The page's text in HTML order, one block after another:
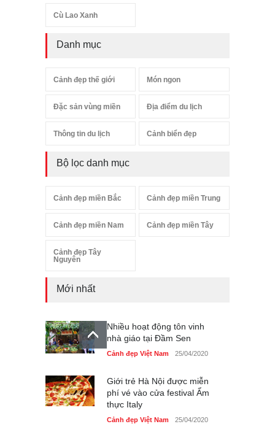
Cù Lao Xanh
Danh mục
Cảnh đẹp thế giới Món ngon
Đặc sản vùng miền Địa điểm du lịch
Thông tin du lịch Cảnh biển đẹp
Bộ lọc danh mục
Cảnh đẹp miền Bắc Cảnh đẹp miền Trung
Cảnh đẹp miền Nam Cảnh đẹp miền Tây
Cảnh đẹp Tây
Nguyên
Mới nhất
Nhiều hoạt động tôn vinh
nhà giáo tại Đầm Sen
Cảnh đẹp Việt Nam 25/04/2020
Giới trẻ Hà Nội được miễn
phí vé vào cửa festival Ẩm
thực Italy
Cảnh đẹp Việt Nam 25/04/2020